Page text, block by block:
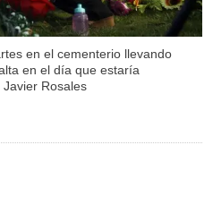
en el cementerio llevando
en el día que estaría
Rosales